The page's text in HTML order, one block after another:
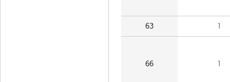
63 1
66 1